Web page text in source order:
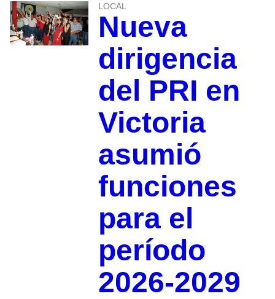
LOCAL
Nueva
dirigencia
del PRI en
Victoria
asumió
funciones
para el
período
2026-2029